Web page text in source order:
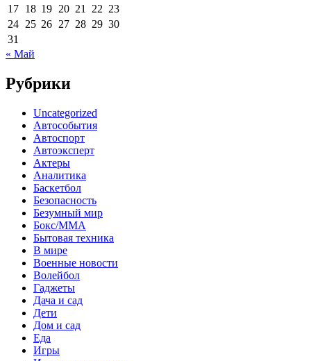
17 18 19 20 21 22 23
24 25 26 27 28 29 30
31
« Май
Рубрики
Uncategorized
Автособытия
Автоспорт
Автоэксперт
Актеры
Аналитика
Баскетбол
Безопасность
Безумный мир
Бокс/MMA
Бытовая техника
В мире
Военные новости
Волейбол
Гаджеты
Дача и сад
Дети
Дом и сад
Еда
Игры